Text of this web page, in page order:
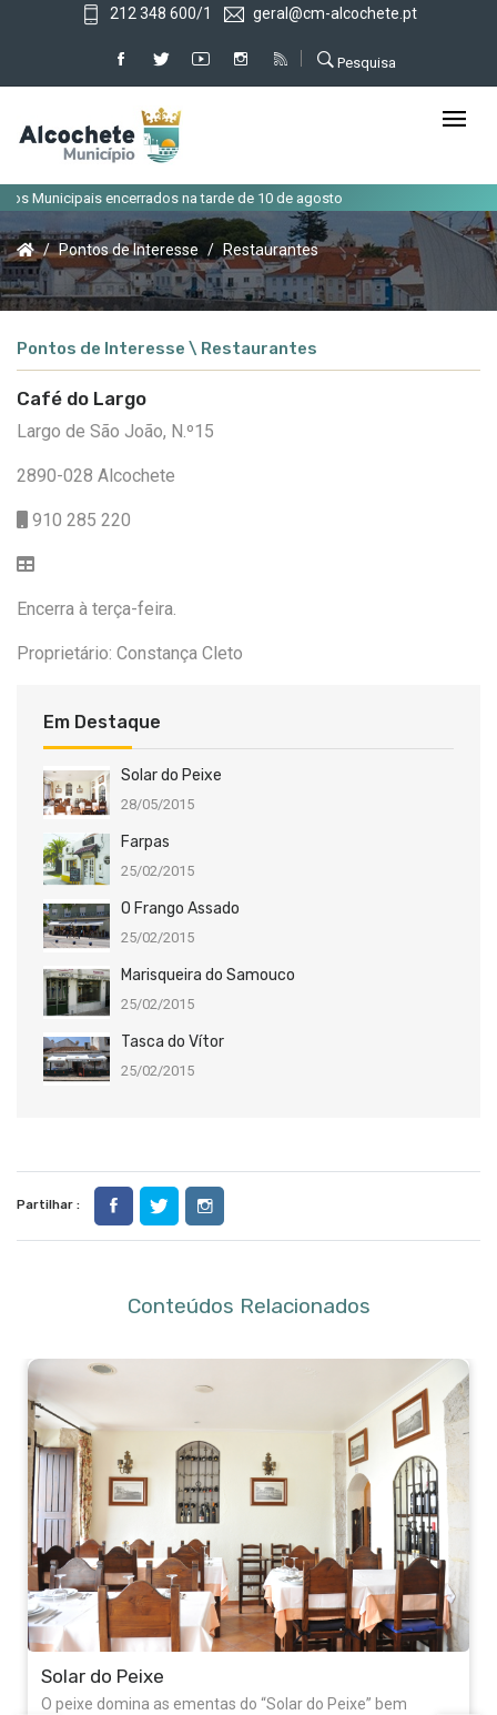
212 348 600/1 geral@cm-alcochete.pt
Pesquisa
Municipais encerrados na tarde de 10 de agosto
Pontos de Interesse Restaurantes
Pontos de Interesse \ Restaurantes
Café do Largo
Largo de São João, N.º15
2890-028 Alcochete
910 285 220
Encerra à terça-feira.
Proprietário: Constança Cleto
Em Destaque
Solar do Peixe
28/05/2015
Farpas
25/02/2015
O Frango Assado
25/02/2015
Marisqueira do Samouco
25/02/2015
Tasca do Vítor
25/02/2015
Partilhar :
Conteúdos Relacionados
Solar do Peixe
O peixe domina as ementas do “Solar do Peixe” bem